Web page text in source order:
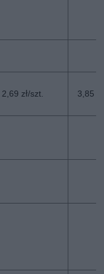
2,69 zł/szt. 3,85